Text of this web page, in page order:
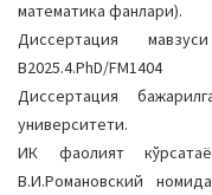
n
математика фанлари).
Диссертация
В2025.4.PhD/FM1404
Диссертация
университети.
ИК фаолият
В.И.Романовский